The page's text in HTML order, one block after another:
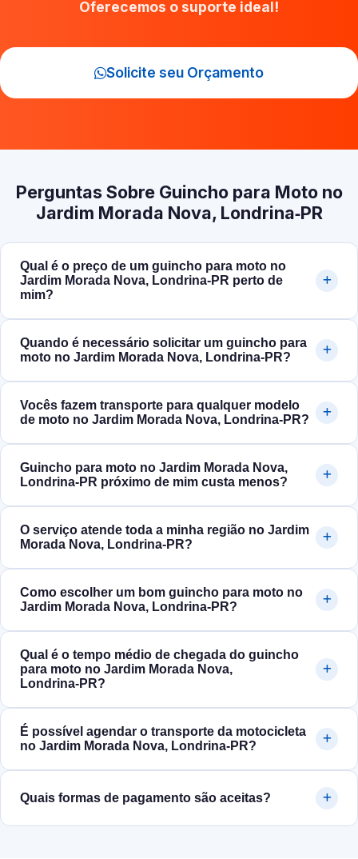
Oferecemos o suporte ideal!
Solicite seu Orçamento
Perguntas Sobre Guincho para Moto no
Jardim Morada Nova, Londrina‑PR
Qual é o preço de um guincho para moto no
Jardim Morada Nova, Londrina‑PR perto de
mim?
Quando é necessário solicitar um guincho para
moto no Jardim Morada Nova, Londrina‑PR?
Vocês fazem transporte para qualquer modelo
de moto no Jardim Morada Nova, Londrina‑PR?
Guincho para moto no Jardim Morada Nova,
Londrina‑PR próximo de mim custa menos?
O serviço atende toda a minha região no Jardim
Morada Nova, Londrina‑PR?
Como escolher um bom guincho para moto no
Jardim Morada Nova, Londrina‑PR?
Qual é o tempo médio de chegada do guincho
para moto no Jardim Morada Nova,
Londrina‑PR?
É possível agendar o transporte da motocicleta
no Jardim Morada Nova, Londrina‑PR?
Quais formas de pagamento são aceitas?